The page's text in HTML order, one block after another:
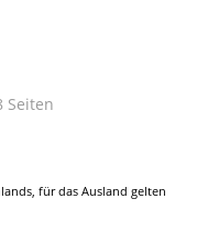
Seiten
für das Ausland gelten